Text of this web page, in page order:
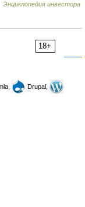
Энциклопедия инвестора
18+
Drupal,